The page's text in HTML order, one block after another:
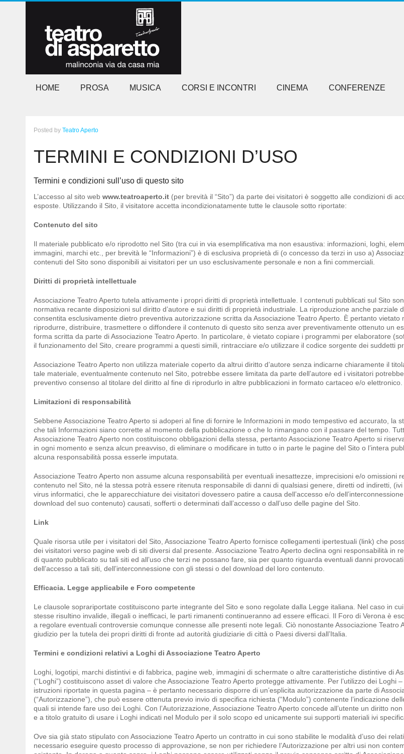
HOME PROSA MUSICA CORSI E INCONTRI CINEMA CONFERENZE
Posted by Teatro Aperto
TERMINI E CONDIZIONI D’USO
Termini e condizioni sull’uso di questo sito
L’accesso al sito web www.teatroaperto.it(per brevità il “Sito”) da parte dei visitatori è soggetto alle condizioni di
esposte. Utilizzando il Sito, il visitatore accetta incondizionatamente tutte le clausole sotto riportate:
Contenuto del sito
Il materiale pubblicato e/o riprodotto nel Sito (tra cui in via esemplificativa ma non esaustiva: informazioni, loghi,
immagini, marchi etc., per brevità le “Informazioni”) è di esclusiva proprietà di (o concesso da terzi in uso a)
contenuti del Sito sono disponibili ai visitatori per un uso esclusivamente personale e non a fini commerciali.
Diritti di proprietà intellettuale
Associazione Teatro Aperto tutela attivamente i propri diritti di proprietà intellettuale. I contenuti pubblicati sul Sito
normativa recante disposizioni sul diritto d’autore e sui diritti di proprietà industriale. La riproduzione anche parziale
consentita esclusivamente dietro preventiva autorizzazione scritta da Associazione Teatro Aperto. È pertanto vietato
riprodurre, distribuire, trasmettere o diffondere il contenuto di questo sito senza aver preventivamente ottenuto un
forma scritta da parte di Associazione Teatro Aperto. In particolare, è vietato copiare i programmi per elaboratore
il funzionamento del Sito, creare programmi a questi simili, rintracciare e/o utilizzare il codice sorgente dei suddetti
Associazione Teatro Aperto non utilizza materiale coperto da altrui diritto d’autore senza indicarne chiaramente il
tale materiale, eventualmente contenuto nel Sito, potrebbe essere limitata da parte dell’autore ed i visitatori
preventivo consenso al titolare del diritto al fine di riprodurlo in altre pubblicazioni in formato cartaceo e/o elettronico.
Limitazioni di responsabilità
Sebbene Associazione Teatro Aperto si adoperi al fine di fornire le Informazioni in modo tempestivo ed accurato, la
che tali Informazioni siano corrette al momento della pubblicazione o che lo rimangano con il passare del tempo.
Associazione Teatro Aperto non costituiscono obbligazioni della stessa, pertanto Associazione Teatro Aperto si
in ogni momento e senza alcun preavviso, di eliminare o modificare in tutto o in parte le pagine del Sito o l’intera
alcuna responsabilità possa esserle imputata.
Associazione Teatro Aperto non assume alcuna responsabilità per eventuali inesattezze, imprecisioni e/o omissioni
contenuto nel Sito, né la stessa potrà essere ritenuta responsabile di danni di qualsiasi genere, diretti od indiretti,
virus informatici, che le apparecchiature dei visitatori dovessero patire a causa dell’accesso e/o
download del suo contenuto) causati, sofferti o determinati dall’accesso o dall’uso delle pagine del Sito.
Link
Quale risorsa utile per i visitatori del Sito, Associazione Teatro Aperto fornisce collegamenti ipertestuali (link) che
dei visitatori verso pagine web di siti diversi dal presente. Associazione Teatro Aperto declina ogni responsabilità in
di quanto pubblicato su tali siti ed all’uso che terzi ne possano fare, sia per quanto riguarda eventuali danni
dell’accesso a tali siti, dell’interconnessione con gli stessi o del download del loro contenuto.
Efficacia. Legge applicabile e Foro competente
Le clausole soprariportate costituiscono parte integrante del Sito e sono regolate dalla Legge italiana. Nel caso in
stesse risultino invalide, illegali o inefficaci, le parti rimanenti continueranno ad essere efficaci. Il Foro di Verona è
a regolare eventuali controversie comunque connesse alle presenti note legali. Ciò nonostante Associazione Teatro
giudizio per la tutela dei propri diritti di fronte ad autorità giudiziarie di città o Paesi diversi dall’Italia.
Termini e condizioni relativi a Loghi di Associazione Teatro Aperto
Loghi, logotipi, marchi distintivi e di fabbrica, pagine web, immagini di schermate o altre caratteristiche distintive di
(“Loghi”) costituiscono asset di valore che Associazione Teatro Aperto protegge attivamente. Per l’utilizzo dei Loghi
istruzioni riportate in questa pagina – è pertanto necessario disporre di un’esplicita autorizzazione da parte di
(“Autorizzazione”), che può essere ottenuta previo invio di specifica richiesta (“Modulo”) contenente l’indicazione
quali si intende fare uso dei Loghi. Con l’Autorizzazione, Associazione Teatro Aperto concede all’utente un diritto
e a titolo gratuito di usare i Loghi indicati nel Modulo per il solo scopo ed unicamente sui supporti materiali ivi
Ove sia già stato stipulato con Associazione Teatro Aperto un contratto in cui sono stabilite le modalità d’uso dei
necessario eseguire questo processo di approvazione, se non per richiedere l’Autorizzazione per altri usi non